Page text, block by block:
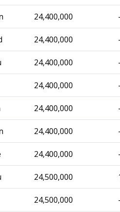
24,400,000 -
24,400,000 -
24,400,000 -
24,400,000 -
24,400,000 -
24,400,000 -
24,400,000 -
24,500,000
24,500,000 -